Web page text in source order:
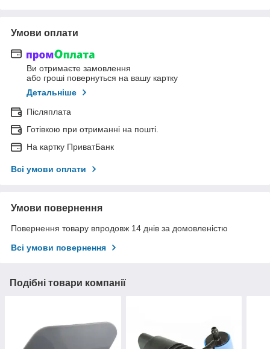
Умови оплати
Ви отримаєте замовлення
або гроші повернуться на вашу картку
Детальніше
Післяплата
Готівкою при отриманні на пошті.
На картку ПриватБанк
Всі умови оплати
Умови повернення
Повернення товару впродовж 14 днів за домовленістю
Всі умови повернення
Подібні товари компанії